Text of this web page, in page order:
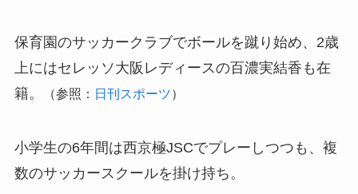
保育園のサッカークラブでボールを蹴り始め、2歳
上にはセレッソ大阪レディースの百濃実結香も在
籍。
（参照： 日刊スポーツ）
小学生の6年間は西京極JSCでプレーしつつも、複
数のサッカースクールを掛け持ち。